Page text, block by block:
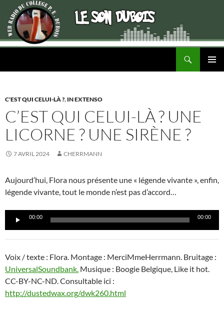
C'EST QUI CELUI-LÀ ?, IN EXTENSO
C’EST QUI CELUI-LÀ ? UNE
LICORNE ? UNE SIRÈNE ?
7 AVRIL 2024 CHERRMANN
Aujourd’hui, Flora nous présente une « légende vivante », enfin,
légende vivante, tout le monde n’est pas d’accord…
Lecteur00:00 00:00
Voix / texte : Flora. Montage : MerciMmeHerrmann. Bruitage :
UniversalSoundbank. Musique : Boogie Belgique, Like it hot.
CC-BY-NC-ND. Consultable ici :
http://dustedwax.org/dwk260.html